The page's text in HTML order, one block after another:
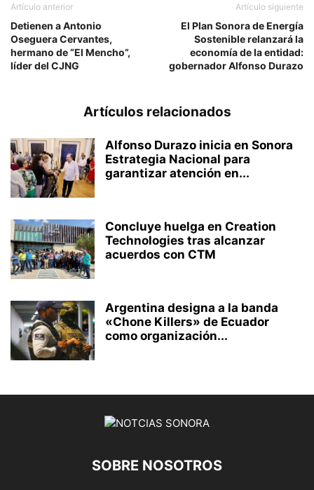
Artículo anterior
Detienen a Antonio
Oseguera Cervantes,
hermano de “El Mencho”,
líder del CJNG
Artículo siguiente
El Plan Sonora de Energía
Sostenible relanzará la
economía de la entidad:
gobernador Alfonso Durazo
Artículos relacionados
Alfonso Durazo inicia en Sonora
Estrategia Nacional para
garantizar atención en...
Concluye huelga en Creation
Technologies tras alcanzar
acuerdos con CTM
Argentina designa a la banda
«Chone Killers» de Ecuador
como organización...
SOBRE NOSOTROS